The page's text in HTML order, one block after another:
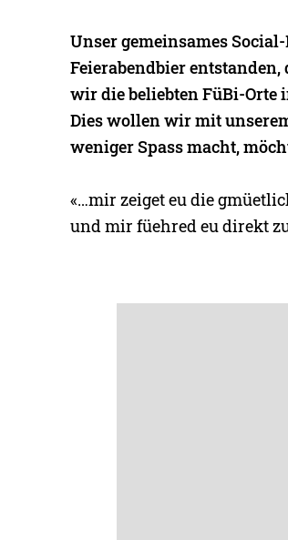
Unser gemeinsames
Feierabendbier entstanden,
wir die beliebten FüBi-Orte
Dies wollen wir mit
weniger Spass macht,
«…mir zeiget eu die
und mir füehred eu direkt